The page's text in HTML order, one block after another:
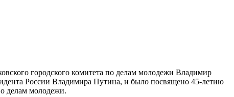
городского комитета по делам молодежи Владимир
России Владимира Путина, и было посвящено 45-летию
делам молодежи.